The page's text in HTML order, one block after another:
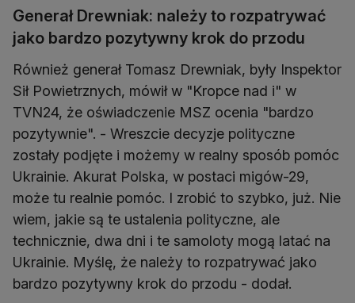
Generał Drewniak: należy to rozpatrywać
jako bardzo pozytywny krok do przodu
Również generał Tomasz Drewniak, były Inspektor
Sił Powietrznych, mówił w "Kropce nad i" w
TVN24, że oświadczenie MSZ ocenia "bardzo
pozytywnie". - Wreszcie decyzje polityczne
zostały podjęte i możemy w realny sposób pomóc
Ukrainie. Akurat Polska, w postaci migów-29,
może tu realnie pomóc. I zrobić to szybko, już. Nie
wiem, jakie są te ustalenia polityczne, ale
technicznie, dwa dni i te samoloty mogą latać na
Ukrainie. Myślę, że należy to rozpatrywać jako
bardzo pozytywny krok do przodu - dodał.